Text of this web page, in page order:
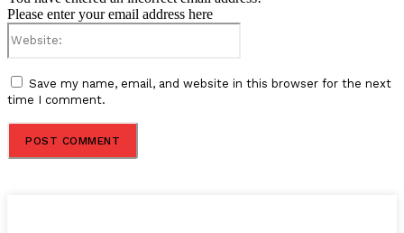
Please enter your email address here
Save my name, email, and website in this browser for the next
time I comment.